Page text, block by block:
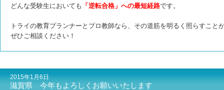
どんな受験生においても 「逆転合格」への最短経路です。
トライの教育プランナーとプロ教師なら、その道筋を明るく照らすこと
ぜひご相談ください！
2015年1月6日
滋賀県 今年もよろしくお願いいたします